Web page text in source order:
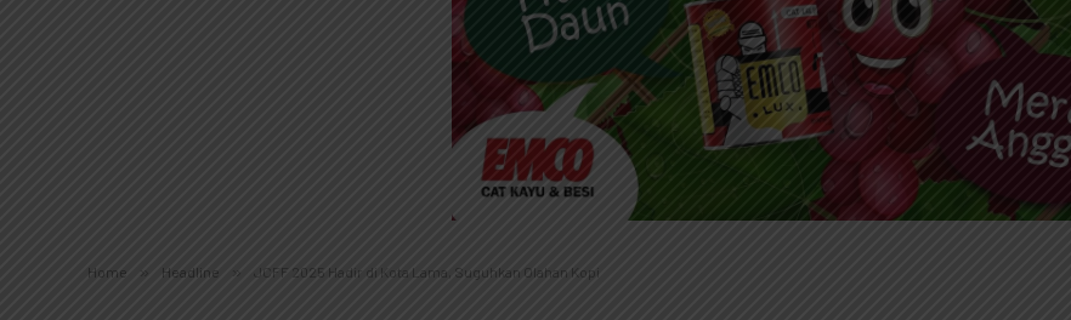
Home » Headline » JCFF 2025 Hadir di Kota Lama, Suguhkan Olahan Kopi